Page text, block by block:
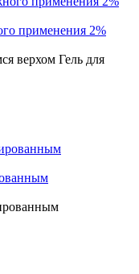
применения 2%
верхом Гель для